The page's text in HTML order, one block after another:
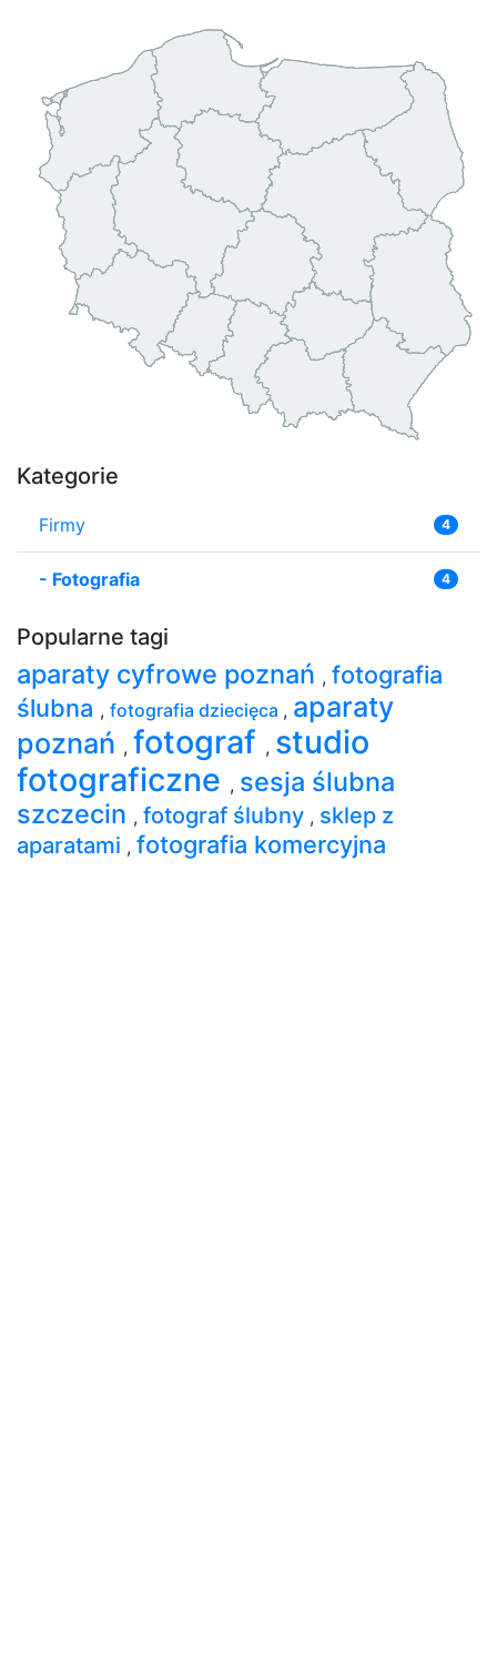
Kategorie
Firmy 4
- Fotografia 4
Popularne tagi
aparaty cyfrowe poznań , fotografia
ślubna , fotografia dziecięca , aparaty
poznań , fotograf , studio
fotograficzne , sesja ślubna
szczecin , fotograf ślubny , sklep z
aparatami , fotografia komercyjna